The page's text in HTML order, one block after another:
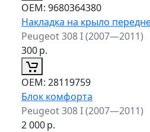
ОЕМ: 9680364380
Накладка на крыло
Peugeot 308 I (2007—2011)
300р.
ОЕМ: 28119759
Блок комфорта
Peugeot 308 I (2007—2011)
2 000р.